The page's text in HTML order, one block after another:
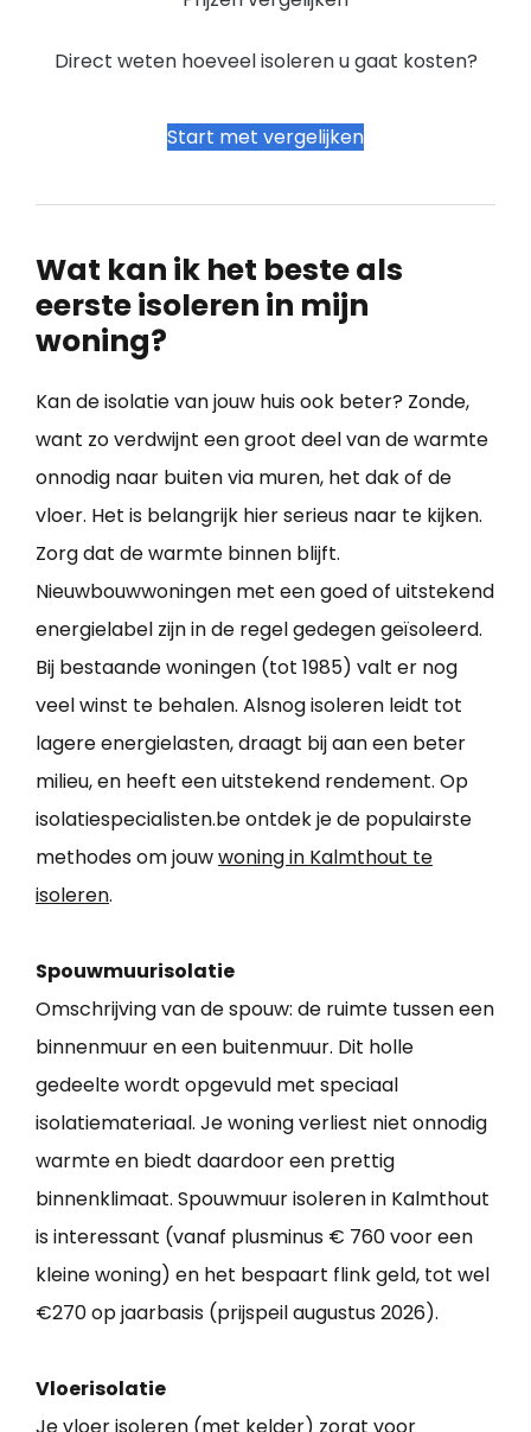
Direct weten hoeveel isoleren u gaat kosten?
Start met vergelijken
Wat kan ik het beste als
eerste isoleren in mijn
woning?
Kan de isolatie van jouw huis ook beter? Zonde,
want zo verdwijnt een groot deel van de warmte
onnodig naar buiten via muren, het dak of de
vloer. Het is belangrijk hier serieus naar te kijken.
Zorg dat de warmte binnen blijft.
Nieuwbouwwoningen met een goed of uitstekend
energielabel zijn in de regel gedegen geïsoleerd.
Bij bestaande woningen (tot 1985) valt er nog
veel winst te behalen. Alsnog isoleren leidt tot
lagere energielasten, draagt bij aan een beter
milieu, en heeft een uitstekend rendement. Op
isolatiespecialisten.be ontdek je de populairste
methodes om jouwwoning in Kalmthout te
isoleren.
Spouwmuurisolatie
Omschrijving van de spouw: de ruimte tussen een
binnenmuur en een buitenmuur. Dit holle
gedeelte wordt opgevuld met speciaal
isolatiemateriaal. Je woning verliest niet onnodig
warmte en biedt daardoor een prettig
binnenklimaat. Spouwmuur isoleren in Kalmthout
is interessant (vanaf plusminus € 760 voor een
kleine woning) en het bespaart flink geld, tot wel
€270 op jaarbasis (prijspeil augustus 2026).
Vloerisolatie